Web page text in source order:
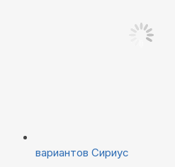
вариантов Сириус